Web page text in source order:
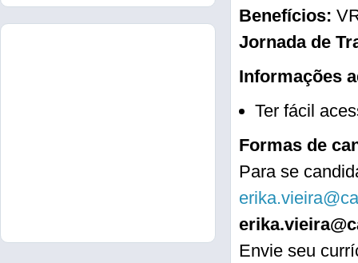
Benefícios:
Jornada de
Informações
Ter fácil
Formas de
Para se
Envie seu